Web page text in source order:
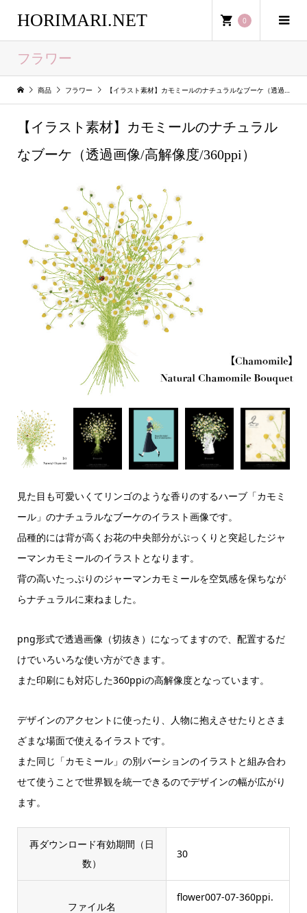
HORIMARI.NET 0
フラワー
商品 フラワー 【イラスト素材】カモミールのナチュラルなブーケ（透過画像/高解像度/360ppi）
【イラスト素材】カモミールのナチュラル
なブーケ（透過画像/高解像度/360ppi）
見た目も可愛いくてリンゴのような香りのするハーブ「カモミ
ール」のナチュラルなブーケのイラスト画像です。
品種的には背が高くお花の中央部分がぷっくりと突起したジャ
ーマンカモミールのイラストとなります。
背の高いたっぷりのジャーマンカモミールを空気感を保ちなが
らナチュラルに束ねました。
png形式で透過画像（切抜き）になってますので、配置するだ
けでいろいろな使い方ができます。
また印刷にも対応した360ppiの高解像度となっています。
デザインのアクセントに使ったり、人物に抱えさせたりとさま
ざまな場面で使えるイラストです。
また同じ「カモミール」の別バーションのイラストと組み合わ
せて使うことで世界観を統一できるのでデザインの幅が広がり
ます。
再ダウンロード有効期間（日
数）
30
ファイル名
flower007-07-360ppi.